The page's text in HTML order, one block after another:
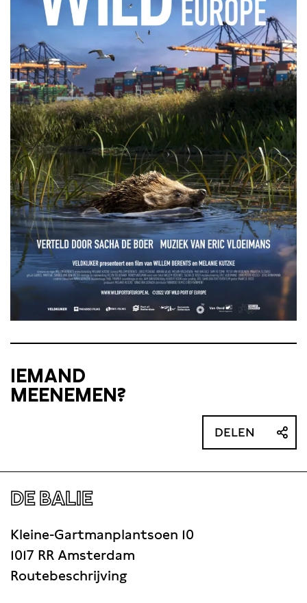
IEMAND
MEENEMEN?
DELEN
DE BALIE
Kleine-Gartmanplantsoen 10
1017 RR Amsterdam
Routebeschrijving